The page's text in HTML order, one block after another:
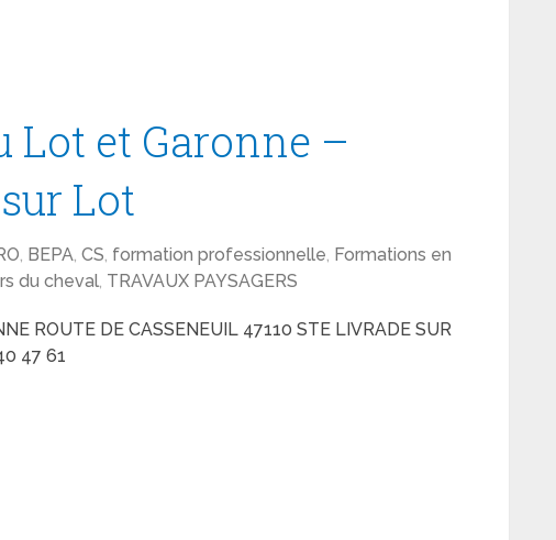
Lot et Garonne –
Lot
, BEPA, CS, formation professionnelle, Formations en
du cheval, TRAVAUX PAYSAGERS
ROUTE DE CASSENEUIL 47110 STE LIVRADE SUR
47 61